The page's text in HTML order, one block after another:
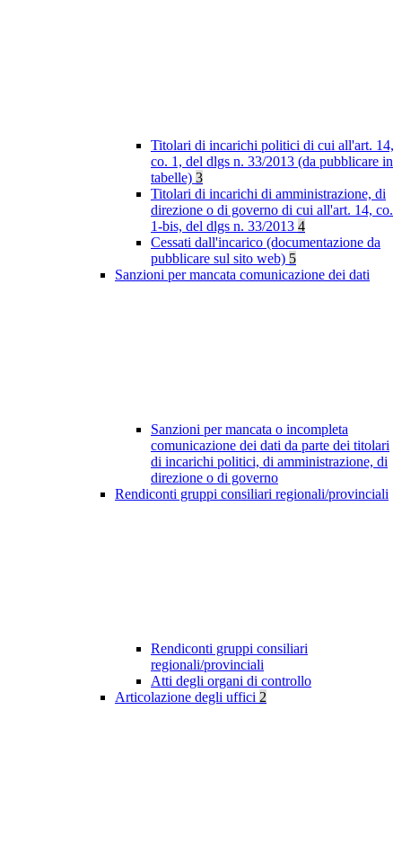
Titolari di incarichi politici di cui all'art. 14,
co. 1, del dlgs n. 33/2013 (da pubblicare in
tabelle) 3
Titolari di incarichi di amministrazione, di
direzione o di governo di cui all'art. 14, co.
1-bis, del dlgs n. 33/2013 4
Cessati dall'incarico (documentazione da
pubblicare sul sito web) 5
Sanzioni per mancata comunicazione dei dati
Sanzioni per mancata o incompleta
comunicazione dei dati da parte dei titolari
di incarichi politici, di amministrazione, di
direzione o di governo
Rendiconti gruppi consiliari regionali/provinciali
Rendiconti gruppi consiliari
regionali/provinciali
Atti degli organi di controllo
Articolazione degli uffici 2